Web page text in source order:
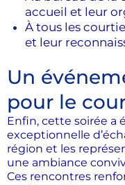
accueil et leur
À tous les
et leur
Un
pour le
Enfin, cette soirée
exceptionnelle
région et les
une ambiance
Ces rencontres